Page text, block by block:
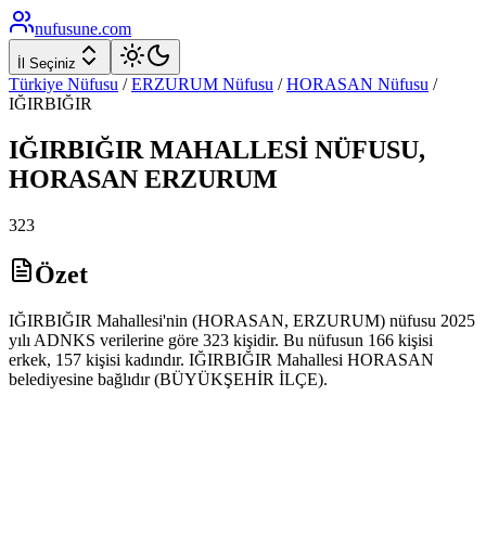
nufusune.com
İl Seçiniz
Türkiye Nüfusu / ERZURUM Nüfusu / HORASAN Nüfusu /
IĞIRBIĞIR
IĞIRBIĞIR MAHALLESİ NÜFUSU,
HORASAN ERZURUM
323
Özet
IĞIRBIĞIR Mahallesi'nin (HORASAN, ERZURUM) nüfusu 2025
yılı ADNKS verilerine göre 323 kişidir. Bu nüfusun 166 kişisi
erkek, 157 kişisi kadındır. IĞIRBIĞIR Mahallesi HORASAN
belediyesine bağlıdır (BÜYÜKŞEHİR İLÇE).